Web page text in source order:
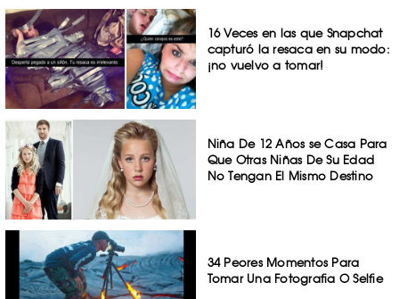
16 Veces en las que Snapchat
capturó la resaca en su modo:
¡no vuelvo a tomar!
Niña De 12 Años se Casa Para
Que Otras Niñas De Su Edad
No Tengan El Mismo Destino
34 Peores Momentos Para
Tomar Una Fotografia O Selfie